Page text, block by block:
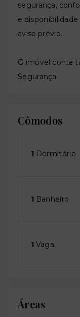
segurança,
e
aviso prévio.
O imóvel conta
Segurança
Cômodos
1 Dormitório
1 Banheiro
1 Vaga
Áreas